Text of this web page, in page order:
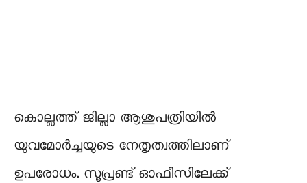
കൊല്ലത്ത് ജില്ലാ ആശുപത്രിയിൽ
യുവമോർച്ചയുടെ നേതൃത്വത്തിലാണ്
ഉപരോധം. സൂപ്രണ്ട് ഓഫീസിലേക്ക്